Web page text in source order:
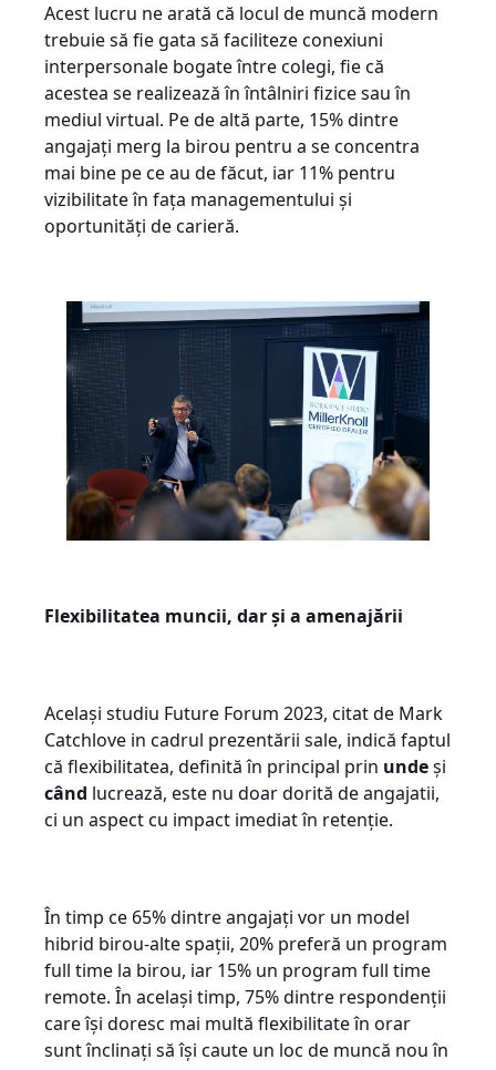
Acest lucru ne arată că locul de muncă modern
trebuie să fie gata să faciliteze conexiuni
interpersonale bogate între colegi, fie că
acestea se realizează în întâlniri fizice sau în
mediul virtual. Pe de altă parte, 15% dintre
angajați merg la birou pentru a se concentra
mai bine pe ce au de făcut, iar 11% pentru
vizibilitate în fața managementului și
oportunități de carieră.
Flexibilitatea muncii, dar și a amenajării
Același studiu Future Forum 2023, citat de Mark
Catchlove in cadrul prezentării sale, indică faptul
că flexibilitatea, definită în principal prin undeși
când lucrează, este nu doar dorită de angajatii,
ci un aspect cu impact imediat în retenție.
În timp ce 65% dintre angajați vor un model
hibrid birou-alte spații, 20% preferă un program
full time la birou, iar 15% un program full time
remote. În același timp, 75% dintre respondenții
care își doresc mai multă flexibilitate în orar
sunt înclinați să își caute un loc de muncă nou în